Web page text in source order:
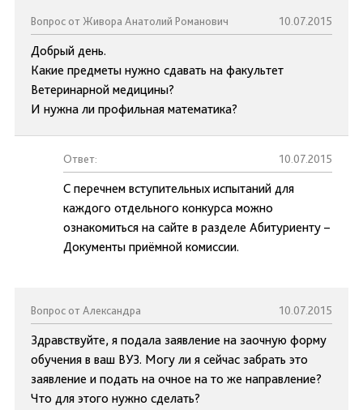
Вопрос от Живора Анатолий Романович 10.07.2015
Добрый день.
Какие предметы нужно сдавать на факультет
Ветеринарной медицины?
И нужна ли профильная математика?
Ответ: 10.07.2015
С перечнем вступительных испытаний для
каждого отдельного конкурса можно
ознакомиться на сайте в разделе Абитуриенту –
Документы приёмной комиссии.
Вопрос от Александра 10.07.2015
Здравствуйте, я подала заявление на заочную форму
обучения в ваш ВУЗ. Могу ли я сейчас забрать это
заявление и подать на очное на то же направление?
Что для этого нужно сделать?